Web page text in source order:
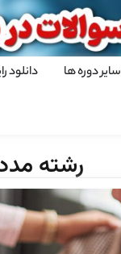
سایر دوره ها
دانلود
رشته